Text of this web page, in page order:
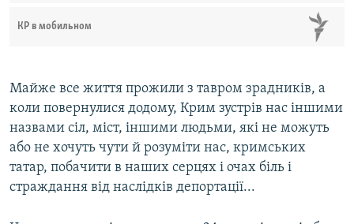
КР в мобильном
Майже все життя прожили з тавром зрадників, а
коли повернулися додому, Крим зустрів нас іншими
назвами сіл, міст, іншими людьми, які не можуть
або не хочуть чути й розуміти нас, кримських
татар, побачити в наших серцях і очах біль і
страждання від наслідків депортації...